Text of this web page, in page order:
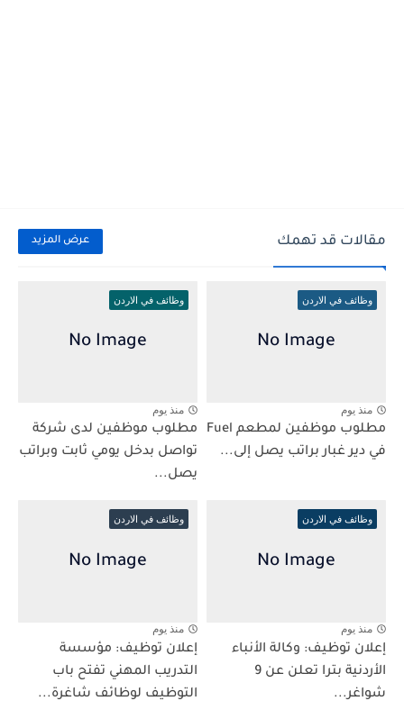
مقالات قد تهمك عرض المزيد
وظائف في الاردن
منذ يوم
مطلوب موظفين لمطعم Fuel
في دير غبار براتب يصل إلى...
وظائف في الاردن
منذ يوم
مطلوب موظفين لدى شركة
تواصل بدخل يومي ثابت وبراتب
يصل...
وظائف في الاردن
منذ يوم
إعلان توظيف: وكالة الأنباء
الأردنية بترا تعلن عن 9
شواغر...
وظائف في الاردن
منذ يوم
إعلان توظيف: مؤسسة
التدريب المهني تفتح باب
التوظيف لوظائف شاغرة...